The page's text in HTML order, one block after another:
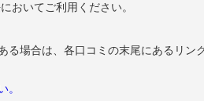
おいてご利用ください。
る場合は、各口コミの末尾にあるリン
。